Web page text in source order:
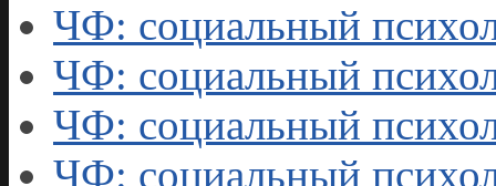
ЧФ: социальный
ЧФ: социальный
ЧФ: социальный
ЧФ: социальный